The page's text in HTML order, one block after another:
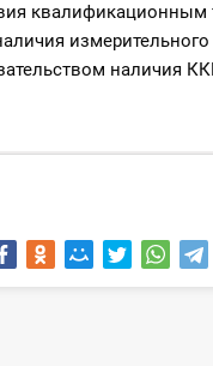
квалификационным
наличия